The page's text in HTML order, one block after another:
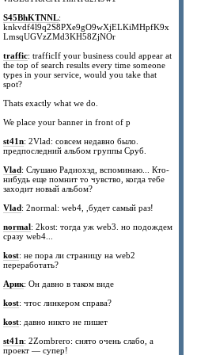
S45BhKTNNL:
knkvdf4l9q2S8PXe9gO9wXjELKiMHpfK9x
LmsqUGVzZMd3KH58ZjNOr
traffic: trafficIf your business could appear at
the top of search results every time someone
types in your service, would you take that
spot?
Thats exactly what we do.
We place your banner in front of p
st41n: 2Vlad: совсем недавно было.
предпоследний альбом группы Сруб.
Vlad: Слушаю Радиохэд, вспоминаю... Кто-
нибудь еще помнит то чувство, когда тебе
заходит новый альбом?
Vlad: 2normal: web4, ,будет самый раз!
normal: 2kost: тогда уж web3. но подождем
сразу web4...
kost: не пора ли страницу на web2
переработать?
Арик: Он давно в таком виде
kost: чтос линкером справа?
kost: давно никто не пишет
st41n: 2Zombrero: снято очень слабо, а
проект — супер!